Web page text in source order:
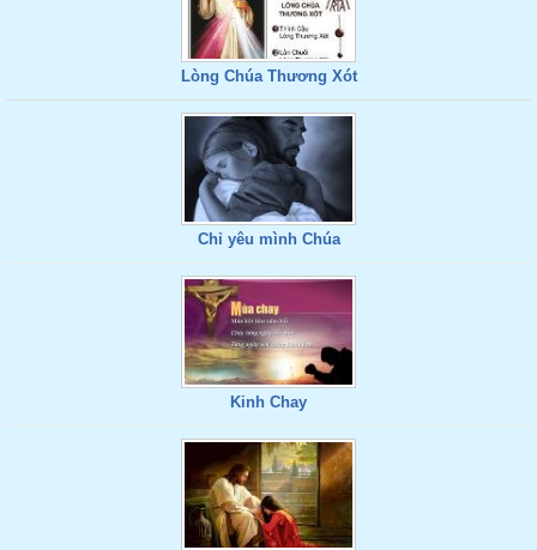
Lòng Chúa Thương Xót
Chỉ yêu mình Chúa
Kinh Chay